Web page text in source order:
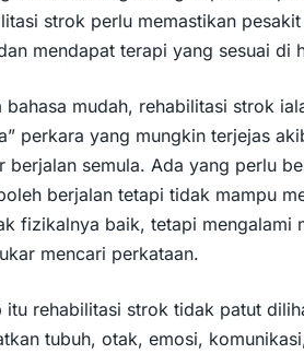
strok perlu memastikan
mendapat terapi yang sesuai di
bahasa mudah, rehabilitasi strok
perkara yang mungkin terjejas
berjalan semula. Ada yang perlu
berjalan tetapi tidak mampu
fizikalnya baik, tetapi mengalami
mencari perkataan.
itu rehabilitasi strok tidak patut
tubuh, otak, emosi,